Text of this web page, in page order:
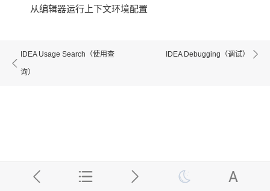
​从编辑器运行上下文环境配置
IDEA Usage Search（使用查
询）
IDEA Debugging（调试）